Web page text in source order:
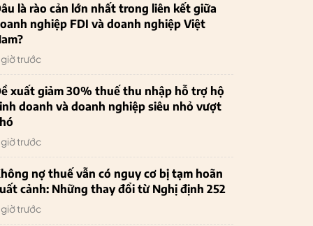
là rào cản lớn nhất trong liên kết giữa
nghiệp FDI và doanh nghiệp Việt
giờ trước
xuất giảm 30% thuế thu nhập hỗ trợ hộ
doanh và doanh nghiệp siêu nhỏ vượt
giờ trước
nợ thuế vẫn có nguy cơ bị tạm hoãn
cảnh: Những thay đổi từ Nghị định 252
giờ trước